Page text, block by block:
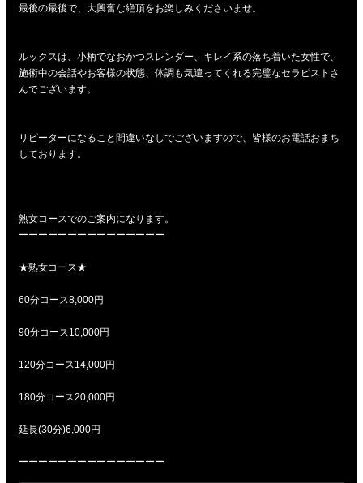
最後の最後で、大興奮な絶頂をお楽しみくださいませ。
ルックスは、小柄でなおかつスレンダー、キレイ系の落ち着いた女性で、
施術中の会話やお客様の状態、体調も気遣ってくれる完璧なセラピストさ
んでございます。
リピーターになること間違いなしでございますので、皆様のお電話おまち
しております。
熟女コースでのご案内になります。
ーーーーーーーーーーーーーーー
★熟女コース★
60分コース8,000円
90分コース10,000円
120分コース14,000円
180分コース20,000円
延長(30分)6,000円
ーーーーーーーーーーーーーーー